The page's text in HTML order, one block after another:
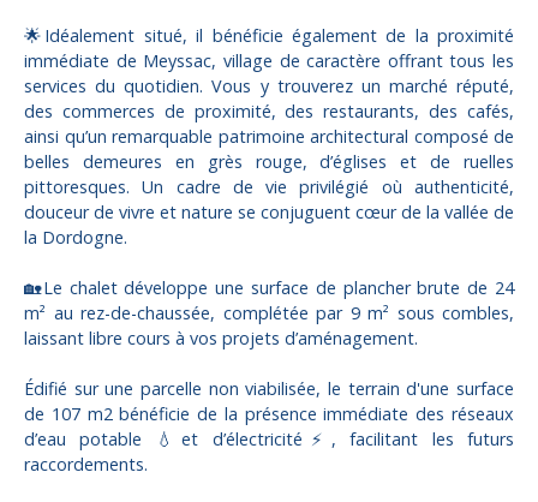
🌟Idéalement situé, il bénéficie également de la proximité
immédiate de Meyssac, village de caractère offrant tous les
services du quotidien. Vous y trouverez un marché réputé,
des commerces de proximité, des restaurants, des cafés,
ainsi qu’un remarquable patrimoine architectural composé de
belles demeures en grès rouge, d’églises et de ruelles
pittoresques. Un cadre de vie privilégié où authenticité,
douceur de vivre et nature se conjuguent cœur de la vallée de
la Dordogne.
🏡Le chalet développe une surface de plancher brute de 24
m² au rez-de-chaussée, complétée par 9 m² sous combles,
laissant libre cours à vos projets d’aménagement.
Édifié sur une parcelle non viabilisée, le terrain d'une surface
de 107 m2 bénéficie de la présence immédiate des réseaux
d’eau potable 💧et d’électricité⚡, facilitant les futurs
raccordements.